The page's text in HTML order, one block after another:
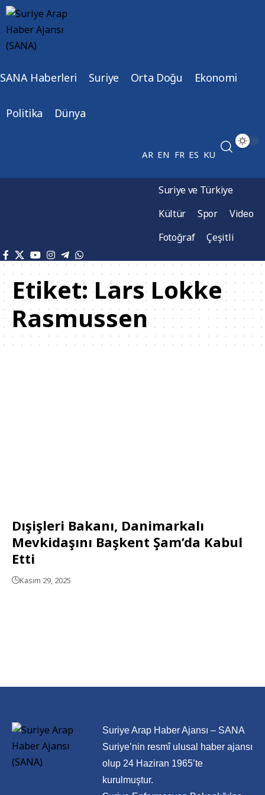
SANA Haberleri Suriye Orta Doğu Ekonomi
Politika Dünya
AR EN FR ES KU
Suriye ve Türkiye
Kültür
Spor
Video
Fotoğraf
Çeşitli
Etiket:Lars Lokke
Rasmussen
Dışişleri Bakanı, Danimarkalı
Mevkidaşını Başkent Şam’da Kabul
Etti
Kasım 29, 2025
Suriye Arap Haber Ajansı – SANA
Suriye’nin resmî ulusal haber ajansı
olup 24 Haziran 1965’te
kurulmuştur.